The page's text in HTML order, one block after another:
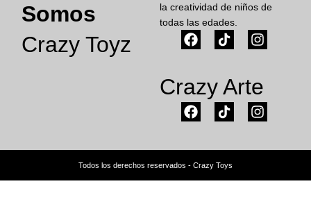
Somos
Crazy Toyz
la creatividad de niños de
todas las edades.
Crazy Arte
Todos los derechos reservados - Crazy Toys